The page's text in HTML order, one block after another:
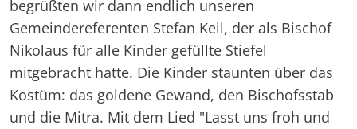
begrüßten wir dann endlich unseren
Gemeindereferenten Stefan Keil, der als Bischof
Nikolaus für alle Kinder gefüllte Stiefel
mitgebracht hatte. Die Kinder staunten über das
Kostüm: das goldene Gewand, den Bischofsstab
und die Mitra. Mit dem Lied "Lasst uns froh und